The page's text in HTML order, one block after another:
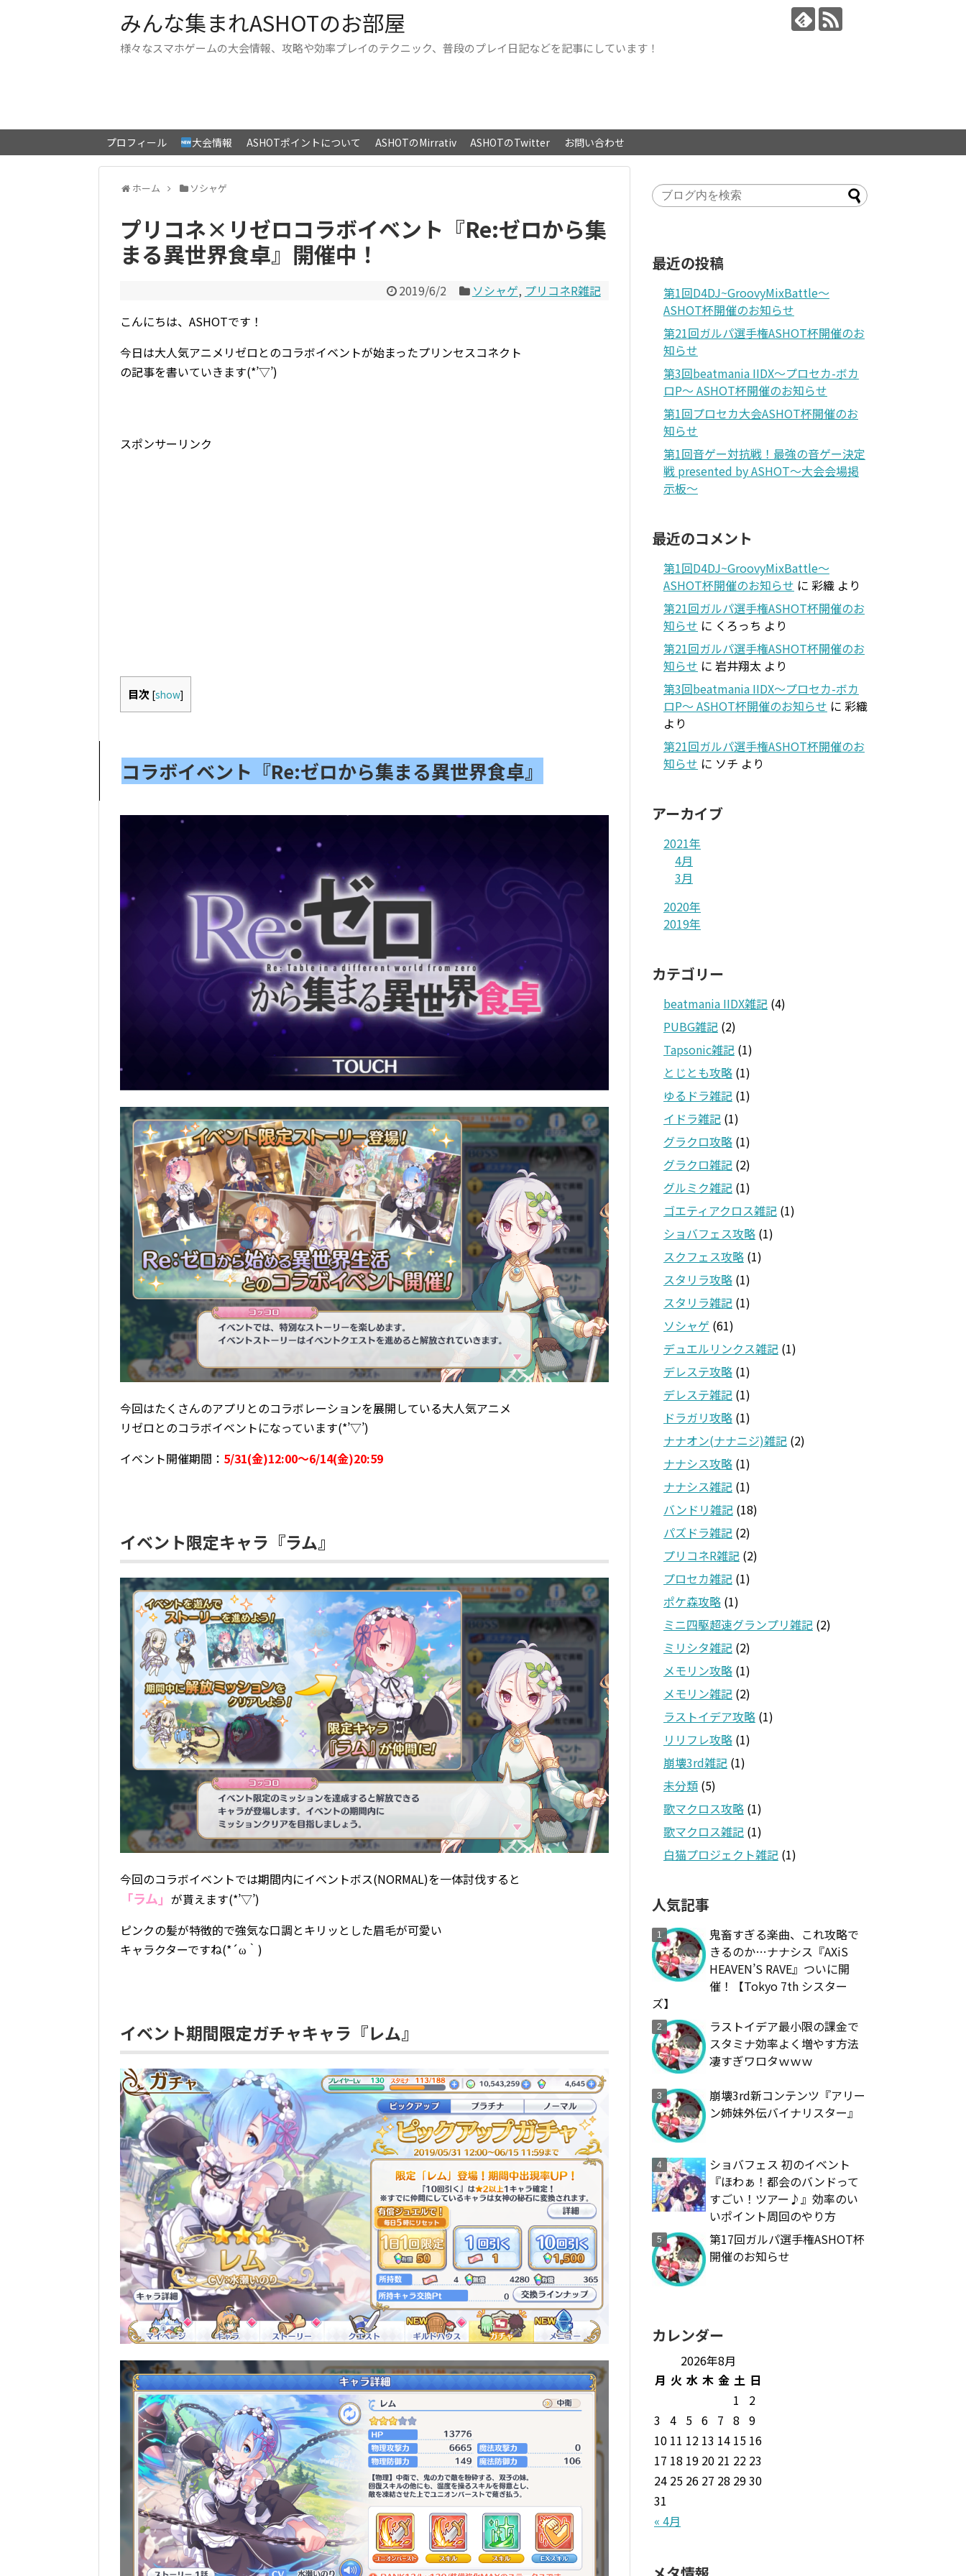
みんな集まれASHOTのお部屋
様々なスマホゲームの大会情報、攻略や効率プレイのテクニック、普段のプレイ日記などを記事にしています！
プロフィール 大会情報 ASHOTポイントについて ASHOTのMirrativ ASHOTのTwitter お問い合わせ
ホーム ソシャゲ
プリコネ×リゼロコラボイベント『Re:ゼロから集
まる異世界食卓』開催中！
2019/6/2 ソシャゲ, プリコネR雑記
こんにちは、ASHOTです！
今日は大人気アニメリゼロとのコラボイベントが始まったプリンセスコネクト
の記事を書いていきます(*’▽’)
スポンサーリンク
目次 [show]
コラボイベント『Re:ゼロから集まる異世界食卓』
今回はたくさんのアプリとのコラボレーションを展開している大人気アニメ
リゼロとのコラボイベントになっています(*’▽’)
イベント開催期間： 5/31(金)12:00～6/14(金)20:59
イベント限定キャラ『ラム』
今回のコラボイベントでは期間内にイベントボス(NORMAL)を一体討伐すると
「ラム」 が貰えます(*’▽’)
ピンクの髪が特徴的で強気な口調とキリッとした眉毛が可愛い
キャラクターですね(*´ω｀)
イベント期間限定ガチャキャラ『レム』
最近の投稿
第1回D4DJ~GroovyMixBattle～
ASHOT杯開催のお知らせ
第21回ガルパ選手権ASHOT杯開催のお
知らせ
第3回beatmania IIDX～プロセカ-ボカ
ロP～ ASHOT杯開催のお知らせ
第1回プロセカ大会ASHOT杯開催のお
知らせ
第1回音ゲー対抗戦！最強の音ゲー決定
戦 presented by ASHOT～大会会場掲
示板～
最近のコメント
第1回D4DJ~GroovyMixBattle～
ASHOT杯開催のお知らせ に 彩織 より
第21回ガルパ選手権ASHOT杯開催のお
知らせ に くろっち より
第21回ガルパ選手権ASHOT杯開催のお
知らせ に 岩井翔太 より
第3回beatmania IIDX～プロセカ-ボカ
ロP～ ASHOT杯開催のお知らせ に 彩織
より
第21回ガルパ選手権ASHOT杯開催のお
知らせ に ソチ より
アーカイブ
2021年
4月
3月
2020年
2019年
カテゴリー
beatmania IIDX雑記 (4)
PUBG雑記 (2)
Tapsonic雑記 (1)
とじとも攻略 (1)
ゆるドラ雑記 (1)
イドラ雑記 (1)
グラクロ攻略 (1)
グラクロ雑記 (2)
グルミク雑記 (1)
ゴエティアクロス雑記 (1)
ショバフェス攻略 (1)
スクフェス攻略 (1)
スタリラ攻略 (1)
スタリラ雑記 (1)
ソシャゲ (61)
デュエルリンクス雑記 (1)
デレステ攻略 (1)
デレステ雑記 (1)
ドラガリ攻略 (1)
ナナオン(ナナニジ)雑記 (2)
ナナシス攻略 (1)
ナナシス雑記 (1)
バンドリ雑記 (18)
パズドラ雑記 (2)
プリコネR雑記 (2)
プロセカ雑記 (1)
ポケ森攻略 (1)
ミニ四駆超速グランプリ雑記 (2)
ミリシタ雑記 (2)
メモリン攻略 (1)
メモリン雑記 (2)
ラストイデア攻略 (1)
リリフレ攻略 (1)
崩壊3rd雑記 (1)
未分類 (5)
歌マクロス攻略 (1)
歌マクロス雑記 (1)
白猫プロジェクト雑記 (1)
人気記事
鬼畜すぎる楽曲、これ攻略で
きるのか…ナナシス『AXiS
HEAVEN’S RAVE』ついに開
催！【Tokyo 7th シスター
ズ】
ラストイデア最小限の課金で
スタミナ効率よく増やす方法
凄すぎワロタｗｗｗ
崩壊3rd新コンテンツ『アリー
ン姉妹外伝バイナリスター』
ショバフェス 初のイベント
『ほわぁ！都会のバンドって
すごい！ツアー♪』効率のい
いポイント周回のやり方
第17回ガルパ選手権ASHOT杯
開催のお知らせ
カレンダー
2026年8月
月 火 水 木 金 土 日
« 4月
1
2
3 4 5 6 7 8 9
10 11 12 13 14 15 16
17 18 19 20 21 22 23
24 25 26 27 28 2930
31